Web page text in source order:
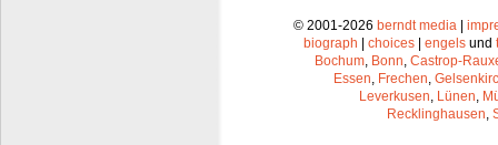
© 2001-2026 berndt media |
biograph | choices | engels und
Bochum Bonn Castrop-
Essen Frechen
Leverkusen Lünen
Recklinghausen